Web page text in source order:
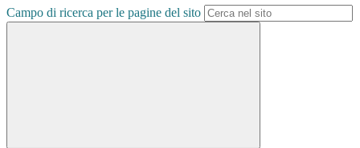
Campo di ricerca per le pagine del sito